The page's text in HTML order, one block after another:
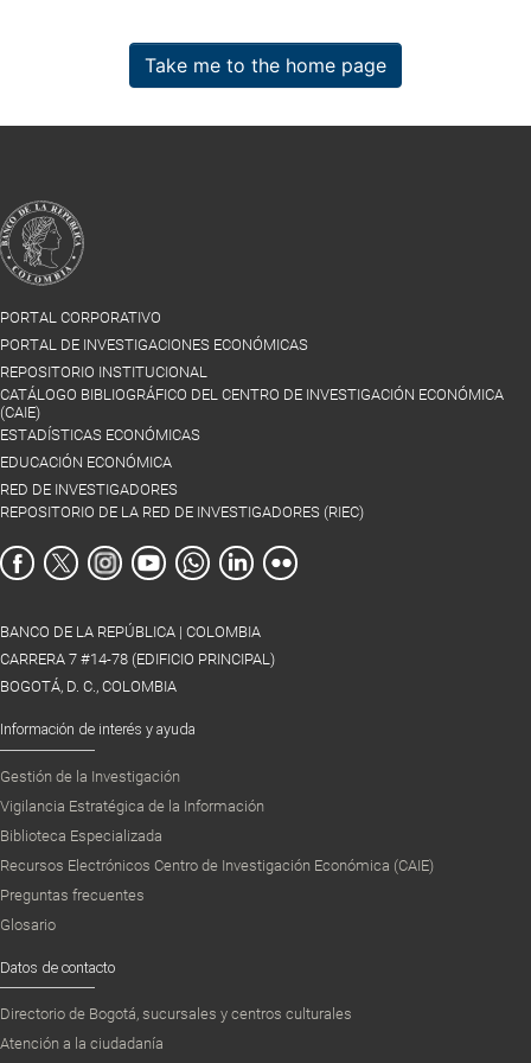
Take me to the home page
PORTAL CORPORATIVO
PORTAL DE INVESTIGACIONES ECONÓMICAS
REPOSITORIO INSTITUCIONAL
CATÁLOGO BIBLIOGRÁFICO DEL CENTRO DE INVESTIGACIÓN ECONÓMICA
(CAIE)
ESTADÍSTICAS ECONÓMICAS
EDUCACIÓN ECONÓMICA
RED DE INVESTIGADORES
REPOSITORIO DE LA RED DE INVESTIGADORES (RIEC)
BANCO DE LA REPÚBLICA | COLOMBIA
CARRERA 7 #14-78 (EDIFICIO PRINCIPAL)
BOGOTÁ, D. C., COLOMBIA
Información de interés y ayuda
Gestión de la Investigación
Vigilancia Estratégica de la Información
Biblioteca Especializada
Recursos Electrónicos Centro de Investigación Económica (CAIE)
Preguntas frecuentes
Glosario
Datos de contacto
Directorio de Bogotá, sucursales y centros culturales
Atención a la ciudadanía